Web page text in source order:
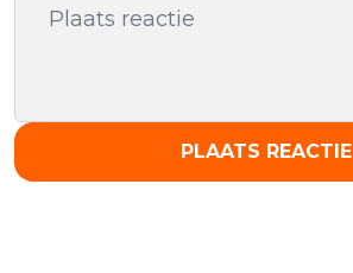
PLAATS REACTIE